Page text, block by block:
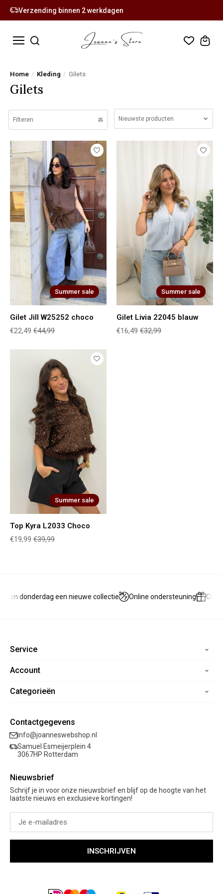
Verzending binnen 2 werkdagen
Home / Kleding / Gilets
Gilets
Filteren Nieuwste producten
Summer sale
Gilet Jill W25252 choco
€22,49 €44,99
Summer sale
Gilet Livia 22045 blauw
€16,49 €32,99
Summer sale
Top Kyra L2033 Choco
€19,99 €39,99
en donderdag een nieuwe collectie Online ondersteuning
Service
Home
Veelgestelde vragen
Retourneren
Garantie
Account
Registreren
Mijn verlanglijst
Categorieën
Sale
Kleding
Schoenen
Cadeaubon
Contactgegevens
info@joanneswebshop.nl
Samuel Esmeijerplein 4
3067HP Rotterdam
Nieuwsbrief
Schrijf je in voor onze nieuwsbrief en blijf op de hoogte van het
laatste nieuws en exclusieve kortingen!
INSCHRIJVEN